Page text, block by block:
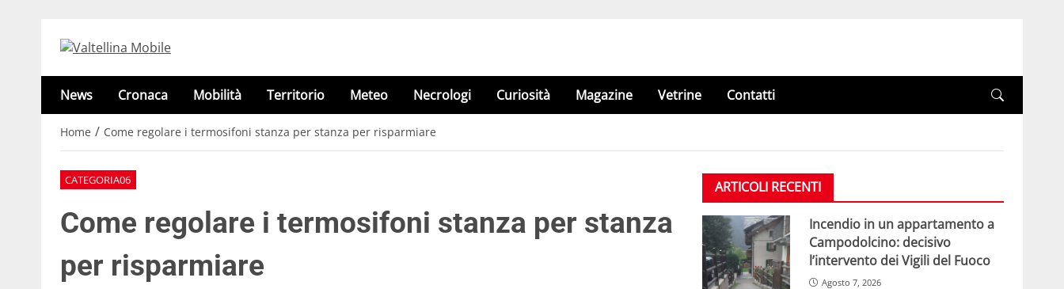
News Cronaca Mobilità Territorio Meteo Necrologi Curiosità Magazine Vetrine Contatti
Home / Come regolare i termosifoni stanza per stanza per risparmiare
CATEGORIA06
Come regolare i termosifoni stanza per stanza
per risparmiare
ARTICOLI RECENTI
Incendio in un appartamento a
Campodolcino: decisivo
l’intervento dei Vigili del Fuoco
Agosto 7, 2026